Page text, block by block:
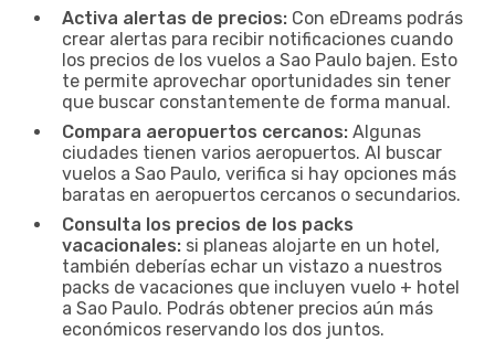
Activa alertas de precios: Con eDreams podrás
crear alertas para recibir notificaciones cuando
los precios de los vuelos a Sao Paulo bajen. Esto
te permite aprovechar oportunidades sin tener
que buscar constantemente de forma manual.
Compara aeropuertos cercanos: Algunas
ciudades tienen varios aeropuertos. Al buscar
vuelos a Sao Paulo, verifica si hay opciones más
baratas en aeropuertos cercanos o secundarios.
Consulta los precios de los packs
vacacionales: si planeas alojarte en un hotel,
también deberías echar un vistazo a nuestros
packs de vacaciones que incluyen vuelo + hotel
a Sao Paulo. Podrás obtener precios aún más
económicos reservando los dos juntos.